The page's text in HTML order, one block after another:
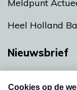
Meldpunt
Heel Holland
Nieuwsbrief
nieuwsbrief.